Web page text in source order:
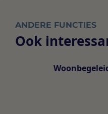
ANDERE FUNCTIES
Ook